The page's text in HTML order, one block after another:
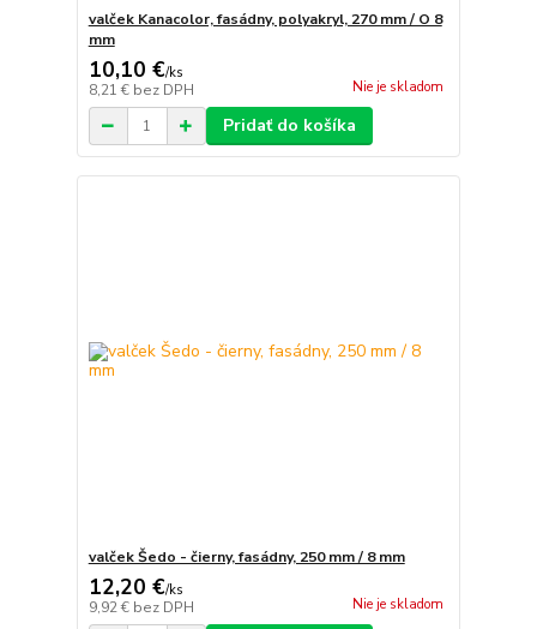
valček Kanacolor, fasádny, polyakryl, 270 mm / O 8
mm
10,10 €/ks
8,21 € bez DPH Nie je skladom
Pridať do košíka
valček Šedo - čierny, fasádny, 250 mm / 8 mm
12,20 €/ks
9,92 € bez DPH Nie je skladom